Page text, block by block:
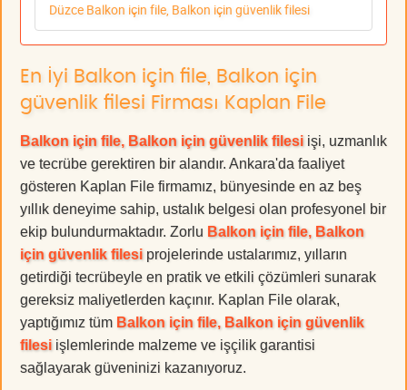
Düzce Balkon için file, Balkon için güvenlik filesi
En İyi Balkon için file, Balkon için
güvenlik filesi Firması Kaplan File
Balkon için file, Balkon için güvenlik filesi işi, uzmanlık
ve tecrübe gerektiren bir alandır. Ankara'da faaliyet
gösteren Kaplan File firmamız, bünyesinde en az beş
yıllık deneyime sahip, ustalık belgesi olan profesyonel bir
ekip bulundurmaktadır. Zorlu Balkon için file, Balkon
için güvenlik filesi projelerinde ustalarımız, yılların
getirdiği tecrübeyle en pratik ve etkili çözümleri sunarak
gereksiz maliyetlerden kaçınır. Kaplan File olarak,
yaptığımız tüm Balkon için file, Balkon için güvenlik
filesi işlemlerinde malzeme ve işçilik garantisi
sağlayarak güveninizi kazanıyoruz.